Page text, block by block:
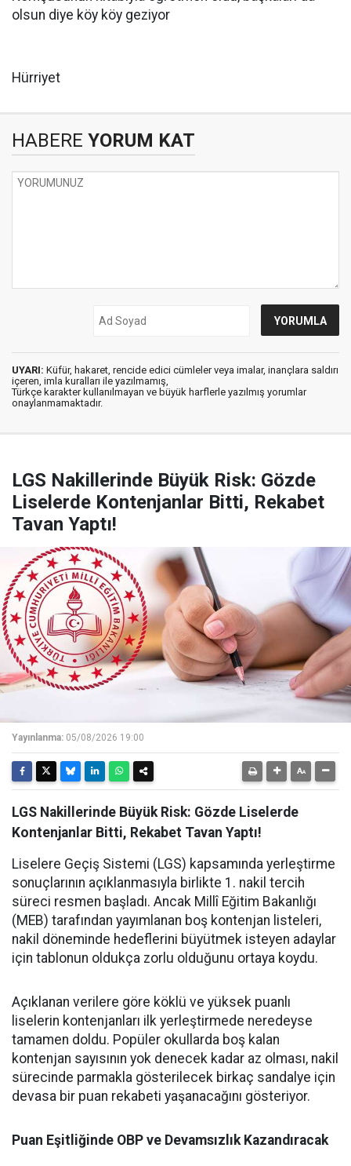
olsun diye köy köy geziyor
Hürriyet
HABERE YORUM KAT
UYARI: Küfür, hakaret, rencide edici cümleler veya imalar, inançlara saldırı
içeren, imla kuralları ile yazılmamış,
Türkçe karakter kullanılmayan ve büyük harflerle yazılmış yorumlar
onaylanmamaktadır.
LGS Nakillerinde Büyük Risk: Gözde
Liselerde Kontenjanlar Bitti, Rekabet
Tavan Yaptı!
Yayınlanma: 05/08/2026 19:00
LGS Nakillerinde Büyük Risk: Gözde Liselerde
Kontenjanlar Bitti, Rekabet Tavan Yaptı!
Liselere Geçiş Sistemi (LGS) kapsamında yerleştirme
sonuçlarının açıklanmasıyla birlikte 1. nakil tercih
süreci resmen başladı. Ancak Millî Eğitim Bakanlığı
(MEB) tarafından yayımlanan boş kontenjan listeleri,
nakil döneminde hedeflerini büyütmek isteyen adaylar
için tablonun oldukça zorlu olduğunu ortaya koydu.
Açıklanan verilere göre köklü ve yüksek puanlı
liselerin kontenjanları ilk yerleştirmede neredeyse
tamamen doldu. Popüler okullarda boş kalan
kontenjan sayısının yok denecek kadar az olması, nakil
sürecinde parmakla gösterilecek birkaç sandalye için
devasa bir puan rekabeti yaşanacağını gösteriyor.
Puan Eşitliğinde OBP ve Devamsızlık Kazandıracak